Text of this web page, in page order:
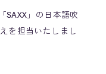
SAXX」の日本語吹
を担当いたしまし